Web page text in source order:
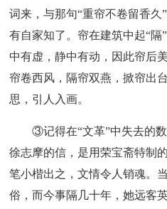
词来，与那句“重帘不卷留香久
有自家知了。帘在建筑中起“
中有虚，静中有动，因此帘后
帘卷西风，隔帘双燕，掀帘出
思，引人入画。
③记得在“文革”中失去的
徐志摩的信，是用荣宝斋特制
笔小楷出之，文情令人销魂。
俗，而今事隔几十年，她远客